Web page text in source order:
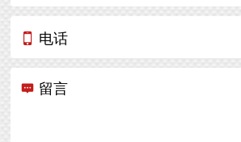
电话
留言